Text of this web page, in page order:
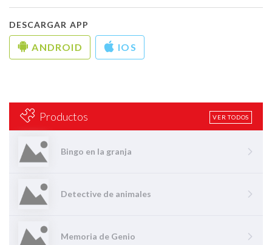
DESCARGAR APP
ANDROID IOS
Productos VER TODOS
Bingo en la granja
Detective de animales
Memoria de Genio